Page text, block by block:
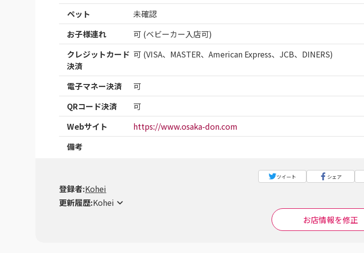
ペット
未確認
お子様連れ
可 (ベビーカー入店可)
クレジットカード
決済
可 (VISA、MASTER、American Express、JCB、DINERS)
電子マネー決済
可
QRコード決済
可
Webサイト
https://www.osaka-don.com
備考
ツイート シェア
登録者:Kohei
更新履歴:Kohei
お店情報を修正